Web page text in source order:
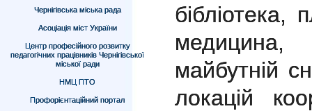
Чернігівська міська рада
Асоціація міст України
Центр професійного розвитку
педагогічних працівників Чернігівської
міської ради
НМЦ ПТО
Профорієнтаційний портал
бібліотека,
медицина,
майбутній
локацій